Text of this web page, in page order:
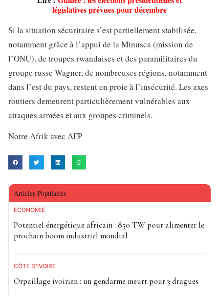
législatives prévues pour décembre
Si la situation sécuritaire s’est partiellement stabilisée,
notamment grâce à l’appui de la Minusca (mission de
l’ONU), de troupes rwandaises et des paramilitaires du
groupe russe Wagner, de nombreuses régions, notamment
dans l’est du pays, restent en proie à l’insécurité. Les axes
routiers demeurent particulièrement vulnérables aux
attaques armées et aux groupes criminels.
Notre Afrik avec AFP
Articles Populaires
ECONOMIE
Potentiel énergétique africain : 850 TW pour alimenter le
prochain boom industriel mondial
CÔTE D'IVOIRE
Orpaillage ivoirien : un gendarme meurt pour 3 dragues